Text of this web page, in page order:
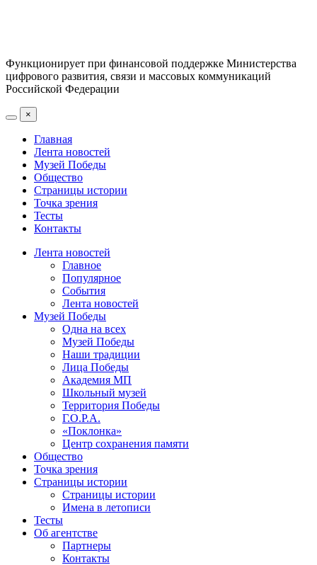
Функционирует при финансовой поддержке Министерства
цифрового развития, связи и массовых коммуникаций
Российской Федерации
×
Главная
Лента новостей
Музей Победы
Общество
Страницы истории
Точка зрения
Тесты
Контакты
Лента новостей
Главное
Популярное
События
Лента новостей
Музей Победы
Одна на всех
Музей Победы
Наши традиции
Лица Победы
Академия МП
Школьный музей
Территория Победы
Г.О.Р.А.
«Поклонка»
Центр сохранения памяти
Общество
Точка зрения
Страницы истории
Страницы истории
Имена в летописи
Тесты
Об агентстве
Партнеры
Контакты